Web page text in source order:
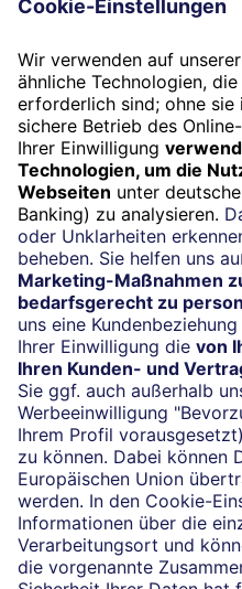
Dermaßen aufgestellt, will
Auch AHK-Polen-Vorstand
erhebliches Potenzial für
Gesundheitsbranche
Lebensmittelbranche
bei der Automatisierung
Umkehrschluss Chancen
Industrieanwendungen.
So fällt die Bilanz rundum
Umfrage der
Prozent der deutschen
aktiv sind, ihr Investment
wieder ins Nachbarland
Kösters, seien die
ausländische
zwei, drei Jahren ein
Genehmigungen zögen